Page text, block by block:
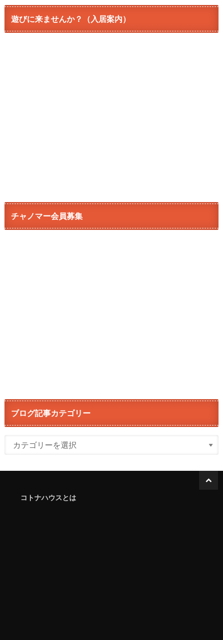
遊びに来ませんか？（入居案内）
チャノマー会員募集
ブログ記事カテゴリー
コトナハウスとは